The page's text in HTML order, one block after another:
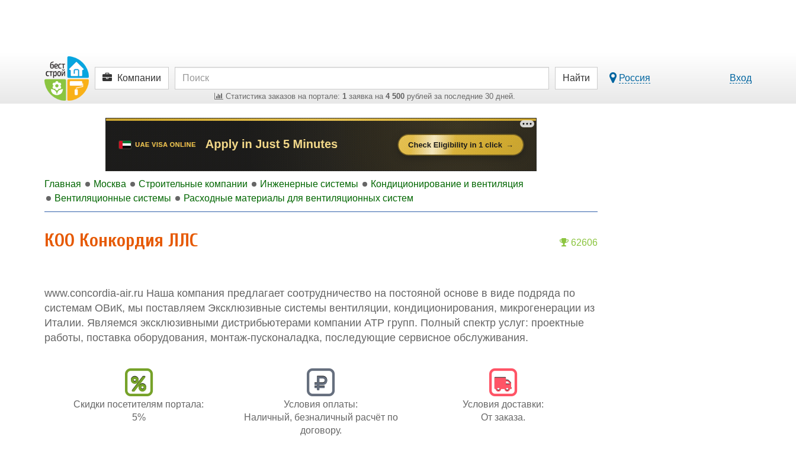
Компании
Статистика заказов на портале: 1 заявка на 4 500 рублей за последние 30 дней.
Найти Россия Вход
Главная Москва Строительные компании Инженерные системы
Кондиционирование и вентиляция
Вентиляционные системы
Расходные материалы для вентиляционных систем
62606
КОО Конкордия ЛЛС
www.concordia-air.ru Наша компания предлагает соотрудничество на постояной основе в виде подряда по
системам ОВиК, мы поставляем Эксклюзивные системы вентиляции, кондиционирования, микрогенерации из
Италии. Являемся эксклюзивными дистрибьютерами компании АТР групп. Полный спектр услуг: проектные
работы, поставка оборудования, монтаж-пусконаладка, последующие сервисное обслуживания.
Скидки посетителям портала:
5%
Условия оплаты:
Наличный, безналичный расчёт по
договору.
Условия доставки:
От заказа.